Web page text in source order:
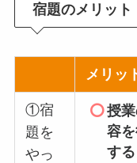
宿題のメリット
メリッ
①宿
題を
やっ
授
容
する